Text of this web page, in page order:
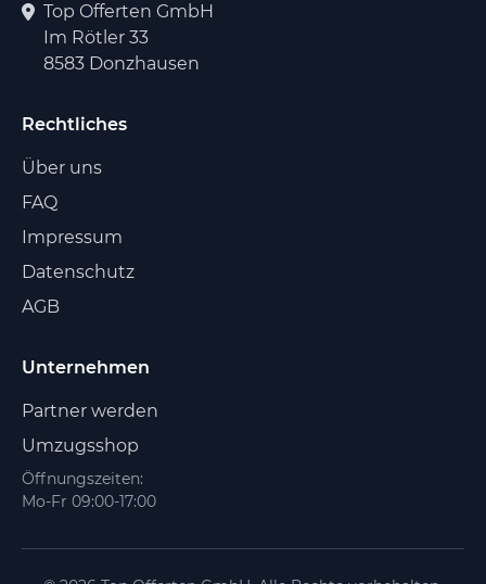
Top Offerten GmbH
Im Rötler 33
8583 Donzhausen
Rechtliches
Über uns
FAQ
Impressum
Datenschutz
AGB
Unternehmen
Partner werden
Umzugsshop
Öffnungszeiten:
Mo-Fr 09:00-17:00